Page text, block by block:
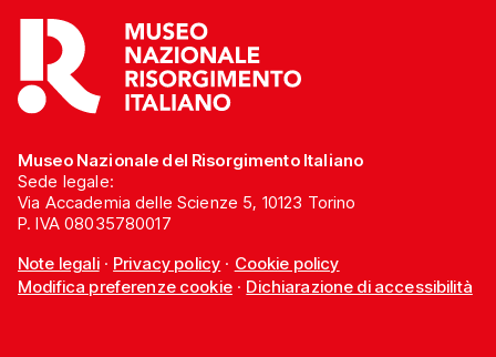
Museo Nazionale del Risorgimento Italiano
Sede legale:
Via Accademia delle Scienze 5, 10123 Torino
P. IVA 08035780017
Note legali· Privacy policy · Cookie policy
Modifica preferenze cookie· Dichiarazione di accessibilità